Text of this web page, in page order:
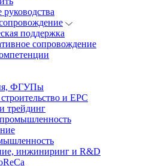
поддержка
сопровождение
ФГУПы
и EPC
трейдинг
инжиниринг и R&D